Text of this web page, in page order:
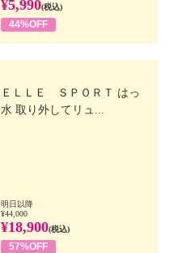
¥5,990(税込)
44%OFF
ＥＬＬＥ ＳＰＯＲＴ はっ
水 取り外してリュ...
明日以降
¥44,000
¥18,900(税込)
57%OFF